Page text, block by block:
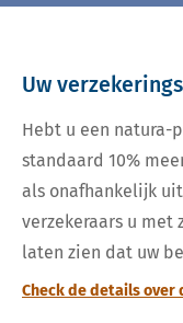
Uw
Hebt u een natura-
standaard 10%
als onafhankelijk
verzekeraars u met
laten zien dat uw
Check de details over